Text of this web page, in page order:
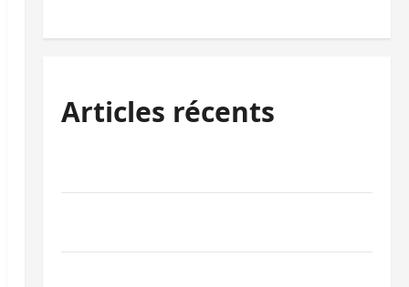
Articles récents